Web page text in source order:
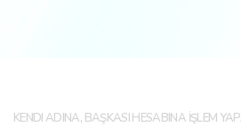
KENDI ADINA, BAŞKASI HESABINA İŞLEM